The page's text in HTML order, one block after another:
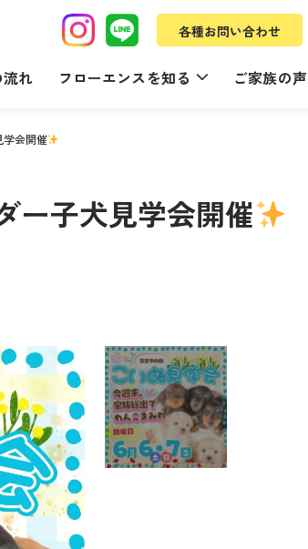
各種お問い合わせ
れ フローエンスを知る ご家族の声
会開催
ー子犬見学会開催